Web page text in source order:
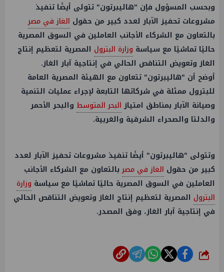
وبحسب المسؤول فإن "هاليبرتون" تتولى أيضًا تنفيذ
مشروعات تحفيز الآبار لعدد كبير من حقول الغاز في مصر
بالتعاون مع الشركاء الأجانب العاملين في السوق المصرية
حاليًا تماشيًا مع سياسة وزارة البترول المصرية لتعظيم إنتاج
الغاز وتعويض التناقص الحالي في إنتاجية آبار الغاز.
أوضح أن "هاليبرتون" تتعاون مع الهيئة المصرية العامة
للبترول ممثلة في شركاتها التابعة لإجراء عمليات التنمية
وصيانة الآبار بمناطق امتياز البحر المتوسط والبحر الأحمر
والدلتا والصحراء الشرقية والغربية.
وتتولى "هاليبرتون" أيضًا تنفيذ مشروعات تحفيز الآبار لعدد
كبير من حقول الغاز في مصربالتعاون مع الشركاء الأجانب
العاملين في السوق المصرية حاليًا تماشيًا مع سياسة وزارة
البترول المصرية لتعظيم إنتاج الغاز وتعويض التناقص الحالي
في إنتاجية آبار الغاز، وفق المصدر.
شارك